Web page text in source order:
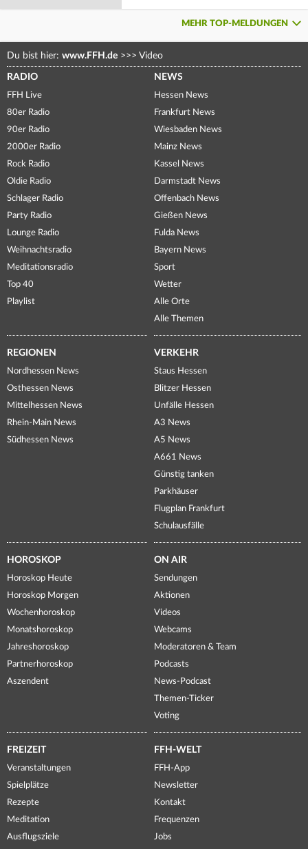
MEHR TOP-MELDUNGEN
Du bist hier: www.FFH.de >>> Video
RADIO
FFH Live
80er Radio
90er Radio
2000er Radio
Rock Radio
Oldie Radio
Schlager Radio
Party Radio
Lounge Radio
Weihnachtsradio
Meditationsradio
Top 40
Playlist
NEWS
Hessen News
Frankfurt News
Wiesbaden News
Mainz News
Kassel News
Darmstadt News
Offenbach News
Gießen News
Fulda News
Bayern News
Sport
Wetter
Alle Orte
Alle Themen
REGIONEN
Nordhessen News
Osthessen News
Mittelhessen News
Rhein-Main News
Südhessen News
VERKEHR
Staus Hessen
Blitzer Hessen
Unfälle Hessen
A3 News
A5 News
A661 News
Günstig tanken
Parkhäuser
Flugplan Frankfurt
Schulausfälle
HOROSKOP
Horoskop Heute
Horoskop Morgen
Wochenhoroskop
Monatshoroskop
Jahreshoroskop
Partnerhoroskop
Aszendent
ON AIR
Sendungen
Aktionen
Videos
Webcams
Moderatoren & Team
Podcasts
News-Podcast
Themen-Ticker
Voting
FREIZEIT
Veranstaltungen
Spielplätze
Rezepte
Meditation
Ausflugsziele
FFH-WELT
FFH-App
Newsletter
Kontakt
Frequenzen
Jobs